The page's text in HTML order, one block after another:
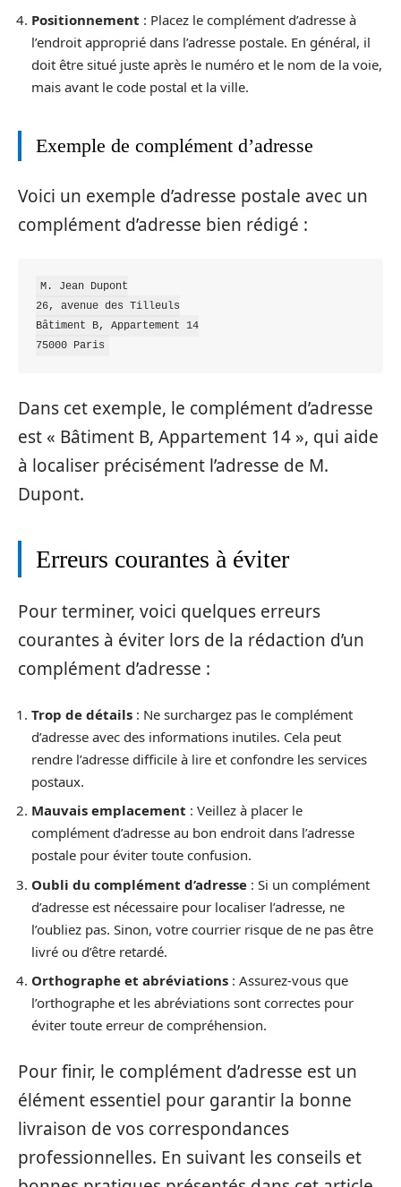
Positionnement : Placez le complément d’adresse à
l’endroit approprié dans l’adresse postale. En général, il
doit être situé juste après le numéro et le nom de la voie,
mais avant le code postal et la ville.
Exemple de complément d’adresse
Voici un exemple d’adresse postale avec un
complément d’adresse bien rédigé :
M. Jean Dupont
26, avenue des Tilleuls
Bâtiment B, Appartement 14
Dans cet exemple, le complément d’adresse
est « Bâtiment B, Appartement 14 », qui aide
à localiser précisément l’adresse de M.
Dupont.
Erreurs courantes à éviter
Pour terminer, voici quelques erreurs
courantes à éviter lors de la rédaction d’un
complément d’adresse :
Trop de détails : Ne surchargez pas le complément
d’adresse avec des informations inutiles. Cela peut
rendre l’adresse difficile à lire et confondre les services
postaux.
Mauvais emplacement : Veillez à placer le
complément d’adresse au bon endroit dans l’adresse
postale pour éviter toute confusion.
Oubli du complément d’adresse : Si un complément
d’adresse est nécessaire pour localiser l’adresse, ne
l’oubliez pas. Sinon, votre courrier risque de ne pas être
livré ou d’être retardé.
Orthographe et abréviations : Assurez-vous que
l’orthographe et les abréviations sont correctes pour
éviter toute erreur de compréhension.
Pour finir, le complément d’adresse est un
élément essentiel pour garantir la bonne
livraison de vos correspondances
professionnelles. En suivant les conseils et